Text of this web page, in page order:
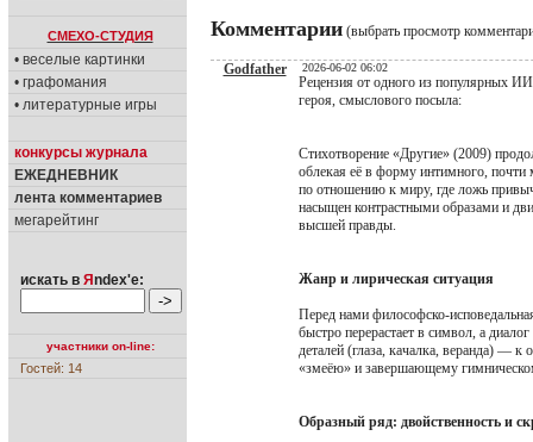
СМЕХО-СТУДИЯ
• веселые картинки
• графомания
• литературные игры
конкурсы журнала
ЕЖЕДНЕВНИК
лента комментариев
мегарейтинг
искать в Я ndex'е:
участники on-line:
Гостей: 14
Комментарии (выбрать просмотр
Godfather 2026-06-02 06:02
Рецензия от одного из популярных
героя, смыслового посыла:
Стихотворение «Другие» (2009)
облекая её в форму интимного, почти
по отношению к миру, где ложь
насыщен контрастными образами и
высшей правды.
Жанр и лирическая ситуация
Перед нами философско-
быстро перерастает в символ, а
деталей (глаза, качалка, веранда) —
«змеёю» и завершающему
Образный ряд: двойственность и